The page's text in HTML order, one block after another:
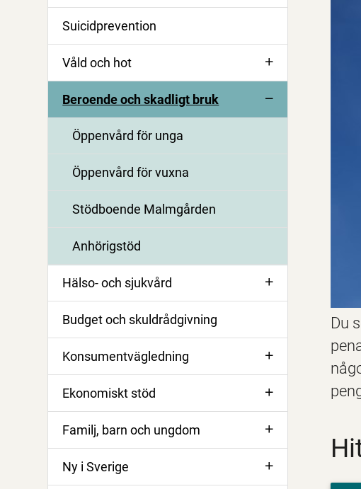
Suicidprevention
Våld och hot
Beroende och skadligt bruk
Öppenvård för unga
Öppenvård för vuxna
Stödboende Malmgården
Anhörigstöd
Hälso- och sjukvård
Budget och skuldrådgivning
Konsumentvägledning
Ekonomiskt stöd
Familj, barn och ungdom
Ny i Sverige
Du